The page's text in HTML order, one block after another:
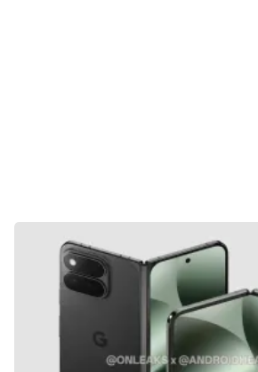
Zusammenarbeit
Kontakt
Impressum